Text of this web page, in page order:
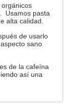
Usamos pasta
alta calidad.
de usarlo
sano
de la cafeína
así una